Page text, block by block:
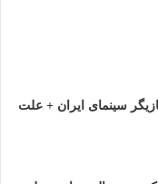
سینمای ایران + علت